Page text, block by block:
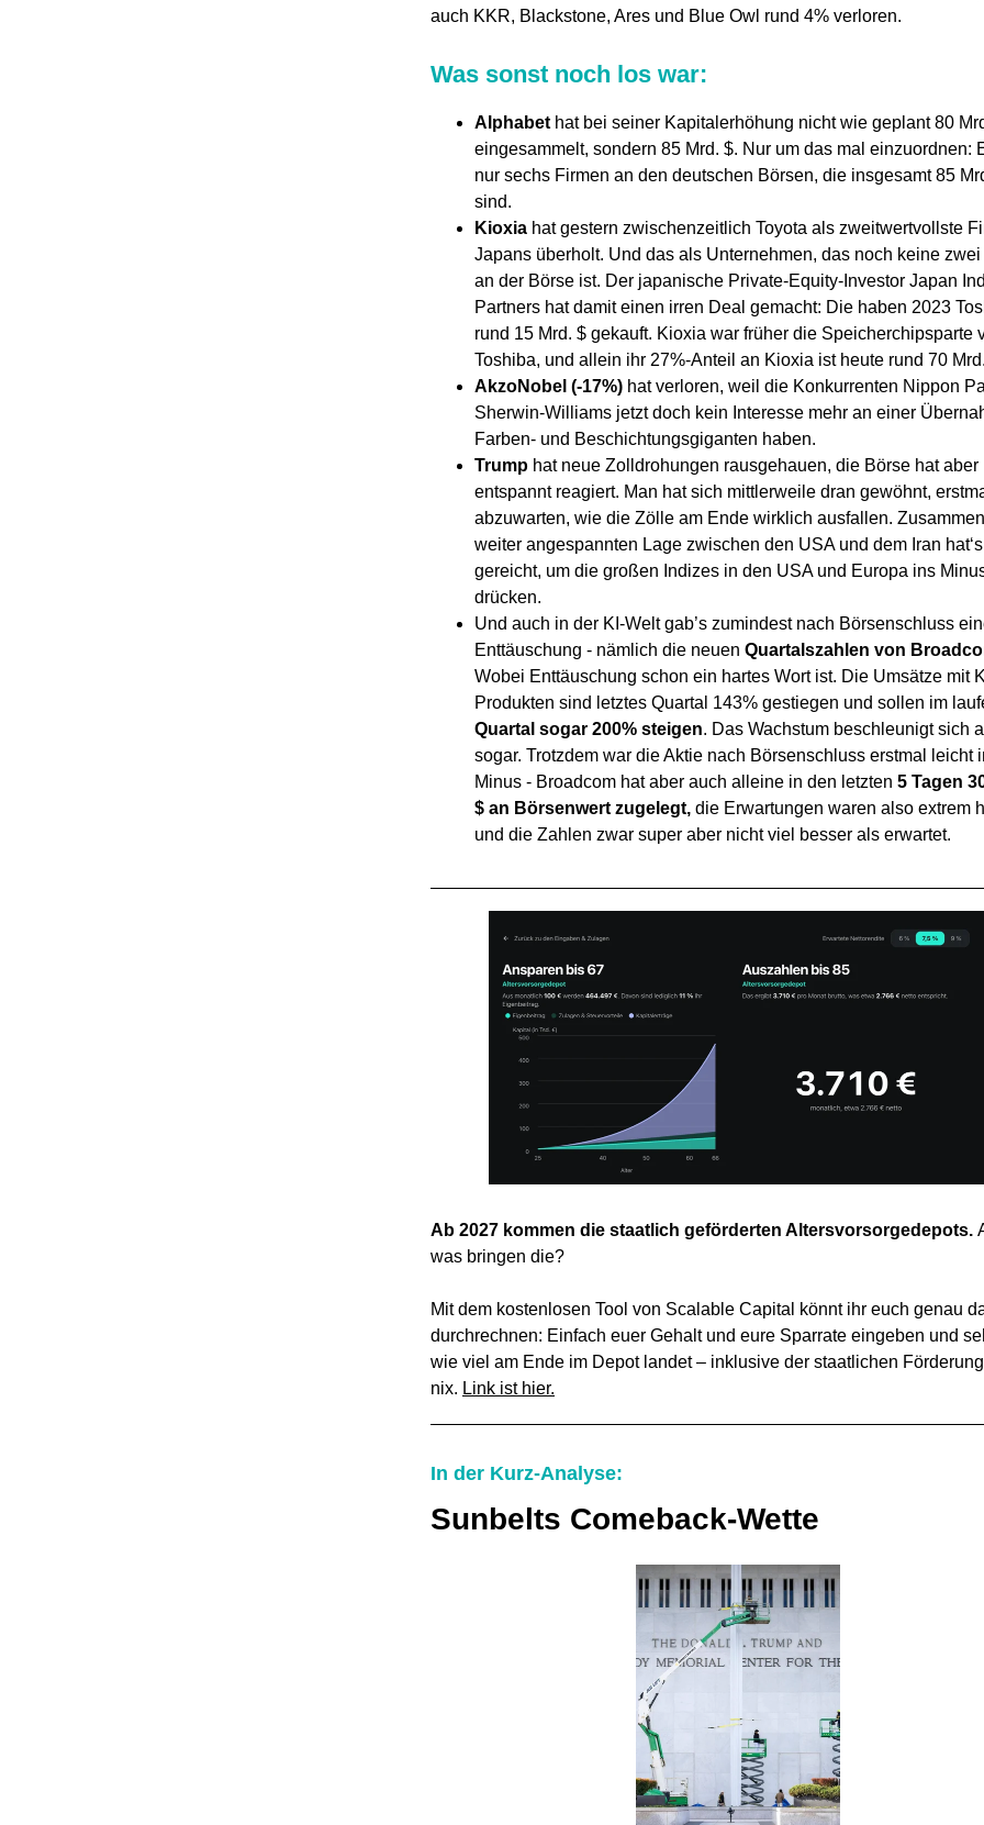
auch KKR, Blackstone, Ares und Blue Owl rund 4% verloren.
Was sonst noch los war:
Alphabet hat bei seiner Kapitalerhöhung nicht wie geplant 80
eingesammelt, sondern 85 Mrd. $. Nur um das mal einzuordnen:
nur sechs Firmen an den deutschen Börsen, die insgesamt 85
sind.
Kioxia hat gestern zwischenzeitlich Toyota als zweitwertvollste
Japans überholt. Und das als Unternehmen, das noch keine
an der Börse ist. Der japanische Private-Equity-Investor Japan
Partners hat damit einen irren Deal gemacht: Die haben 2023
rund 15 Mrd. $ gekauft. Kioxia war früher die Speicherchipsparte
Toshiba, und allein ihr 27%-Anteil an Kioxia ist heute rund 70
AkzoNobel (-17%) hat verloren, weil die Konkurrenten Nippon
Sherwin-Williams jetzt doch kein Interesse mehr an einer
Farben- und Beschichtungsgiganten haben.
Trump hat neue Zolldrohungen rausgehauen, die Börse hat aber
entspannt reagiert. Man hat sich mittlerweile dran gewöhnt,
abzuwarten, wie die Zölle am Ende wirklich ausfallen.
weiter angespannten Lage zwischen den USA und dem Iran
gereicht, um die großen Indizes in den USA und Europa ins
drücken.
Und auch in der KI-Welt gab’s zumindest nach Börsenschluss
Enttäuschung - nämlich die neuen Quartalszahlen von
Wobei Enttäuschung schon ein hartes Wort ist. Die Umsätze mit
Produkten sind letztes Quartal 143% gestiegen und sollen im
Quartal sogar 200% steigen. Das Wachstum beschleunigt sich
sogar. Trotzdem war die Aktie nach Börsenschluss erstmal leicht
Minus - Broadcom hat aber auch alleine in den letzten 5 Tagen
$ an Börsenwert zugelegt, die Erwartungen waren also extrem
und die Zahlen zwar super aber nicht viel besser als erwartet.
Ab 2027 kommen die staatlich geförderten Altersvorsorgedepots.
was bringen die?
Mit dem kostenlosen Tool von Scalable Capital könnt ihr euch genau
durchrechnen: Einfach euer Gehalt und eure Sparrate eingeben und
wie viel am Ende im Depot landet – inklusive der staatlichen
nix. Link ist hier.
In der Kurz-Analyse:
Sunbelts Comeback-Wette